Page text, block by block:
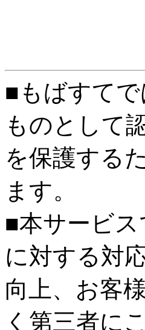
■もばすて
ものとして
を保護する
ます。
■本サービ
に対する対
向上、お客
く第三者に